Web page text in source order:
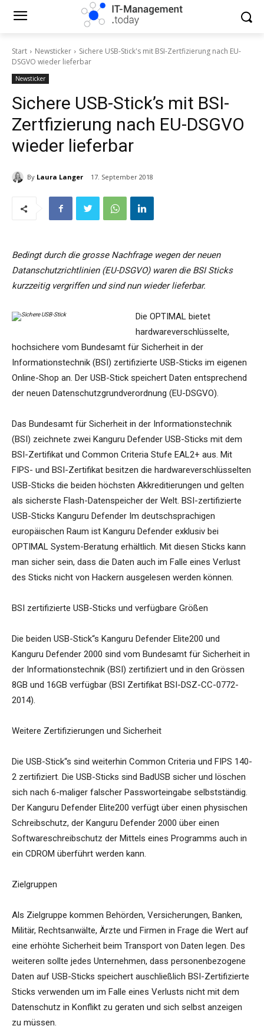
Start Newsticker
Sichere USB-Stick's mit BSI-Zertfizierung nach EU-
DSGVO wieder lieferbar
Newsticker
Sichere USB-Stick’s mit BSI-
Zertfizierung nach EU-DSGVO
wieder lieferbar
By Laura Langer 17. September 2018
Bedingt durch die grosse Nachfrage wegen der neuen
Datanschutzrichtlinien (EU-DSGVO) waren die BSI Sticks
kurzzeitig vergriffen und sind nun wieder lieferbar.
Die OPTIMAL bietet
hardwareverschlüsselte,
hochsichere vom Bundesamt für Sicherheit in der
Informationstechnik (BSI) zertifizierte USB-Sticks im eigenen
Online-Shop an. Der USB-Stick speichert Daten entsprechend
der neuen Datenschutzgrundverordnung (EU-DSGVO).
Das Bundesamt für Sicherheit in der Informationstechnik
(BSI) zeichnete zwei Kanguru Defender USB-Sticks mit dem
BSI-Zertifikat und Common Criteria Stufe EAL2+ aus. Mit
FIPS- und BSI-Zertifikat besitzen die hardwareverschlüsselten
USB-Sticks die beiden höchsten Akkreditierungen und gelten
als sicherste Flash-Datenspeicher der Welt. BSI-zertifizierte
USB-Sticks Kanguru Defender Im deutschsprachigen
europäischen Raum ist Kanguru Defender exklusiv bei
OPTIMAL System-Beratung erhältlich. Mit diesen Sticks kann
man sicher sein, dass die Daten auch im Falle eines Verlust
des Sticks nicht von Hackern ausgelesen werden können.
BSI zertifizierte USB-Sticks und verfügbare Größen
Die beiden USB-Stick“s Kanguru Defender Elite200 und
Kanguru Defender 2000 sind vom Bundesamt für Sicherheit in
der Informationstechnik (BSI) zertifiziert und in den Grössen
8GB und 16GB verfügbar (BSI Zertifikat BSI-DSZ-CC-0772-
2014).
Weitere Zertifizierungen und Sicherheit
Die USB-Stick“s sind weiterhin Common Criteria und FIPS 140-
2 zertifiziert. Die USB-Sticks sind BadUSB sicher und löschen
sich nach 6-maliger falscher Passworteingabe selbstständig.
Der Kanguru Defender Elite200 verfügt über einen physischen
Schreibschutz, der Kanguru Defender 2000 über einen
Softwareschreibschutz der Mittels eines Programms auch in
ein CDROM überführt werden kann.
Zielgruppen
Als Zielgruppe kommen Behörden, Versicherungen, Banken,
Militär, Rechtsanwälte, Ärzte und Firmen in Frage die Wert auf
eine erhöhte Sicherheit beim Transport von Daten legen. Des
weiteren sollte jedes Unternehmen, dass personenbezogene
Daten auf USB-Sticks speichert auschließlich BSI-Zertifizierte
Sticks verwenden um im Falle eines Verlusts nicht mit dem
Datenschutz in Konflikt zu geraten und sich selbst anzeigen
zu müssen.